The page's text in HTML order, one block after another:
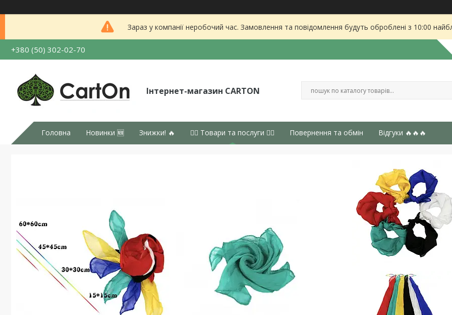
Зараз у компанії неробочий час. Замовлення та повідомлення будуть оброблені з 10:00
+380 (50) 302-02-70
Інтернет-магазин CARTON
Головна Новинки 🆕 Знижки! 🔥 👉🏻 Товари та послуги 👈🏻 Повернення та обмін Відгуки 🔥🔥🔥